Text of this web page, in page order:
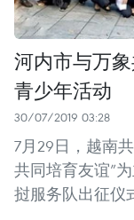
河内市与万
青少年活动
30/07/2019 03:28
7月29日，越南
共同培育友谊”
挝服务队出征仪